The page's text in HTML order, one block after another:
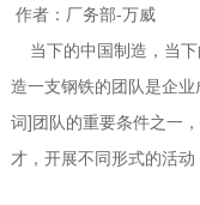
作者：厂务部-万威
当下的中国制造，当
造一支钢铁的团队是企
词]团队的重要条件之一
才，开展不同形式的活动